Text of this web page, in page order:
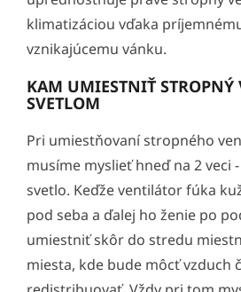
klimatizáciou vďaka
vznikajúcemu vánku.
KAM UMIESTNIŤ STROPNÝ
SVETLOM
Pri umiestňovaní stropného
musíme myslieť hneď na 2 veci
svetlo. Keďže ventilátor fúka
pod seba a ďalej ho ženie po
umiestniť skôr do stredu
miesta, kde bude môcť vzduch